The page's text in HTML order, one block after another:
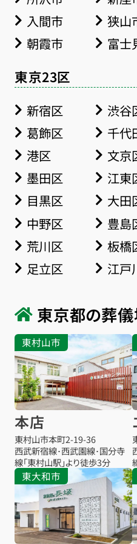
入間市
狭山
朝霞市
富士
東京23区
新宿区 渋谷
葛飾区
千代
港区
文京
墨田区
江東
目黒区
大田
中野区
豊島
荒川区
板橋
足立区
江戸
東京都の葬
東村山市
本店
東村山市本町2-19-36
西武新宿線･西武園線･国分寺
線「東村山駅」より徒歩3分
東大和市